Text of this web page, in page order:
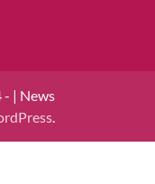
| News
.